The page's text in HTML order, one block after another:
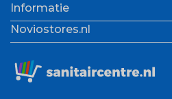
Informatie
Noviostores.nl